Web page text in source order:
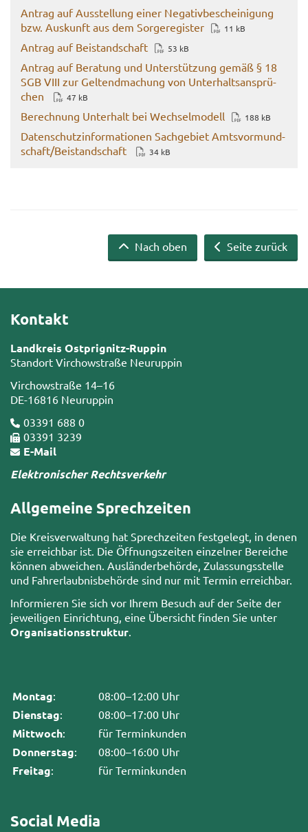
An­trag auf Aus­stel­lung einer Ne­ga­tiv­be­schei­ni­gung
bzw. Aus­kunft aus dem Sor­ge­re­gis­ter
11 kB
An­trag auf Bei­stand­schaft 53 kB
An­trag auf Be­ra­tung und Un­ter­stüt­zung gemäß § 18
SGB VIII zur Gel­tend­ma­chung von Un­ter­halts­an­sprü­
chen
47 kB
Be­rech­nung Un­ter­halt bei Wech­sel­mo­dell 188 kB
Da­ten­schutz­in­for­ma­tio­nen Sach­ge­biet Amts­vor­mund­
schaft/Bei­stand­schaft
34 kB
Seite zurück
Nach oben
Kontakt
Landkreis Ostprignitz-Ruppin
Standort Virchowstraße Neuruppin
Virchowstraße 14–16
DE-16816 Neuruppin
03391 688 0
03391 3239
E-Mail
Elektronischer Rechtsverkehr
Allgemeine Sprechzeiten
Die Kreisverwaltung hat Sprechzeiten festgelegt, in denen
sie erreichbar ist. Die Öffnungszeiten einzelner Bereiche
können abweichen. Ausländerbehörde, Zulassungsstelle
und Fahrerlaubnisbehörde sind nur mit Termin erreichbar.
Informieren Sie sich vor Ihrem Besuch auf der Seite der
jeweiligen Einrichtung, eine Übersicht finden Sie unter
Organisationsstruktur
Montag: 08:00–12:00 Uhr
Dienstag: 08:00–17:00 Uhr
Mittwoch: für Terminkunden
Donnerstag: 08:00–16:00 Uhr
Freitag: für Terminkunden
Social Media